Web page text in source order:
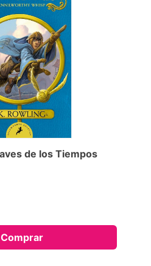
de los Tiempos
Comprar